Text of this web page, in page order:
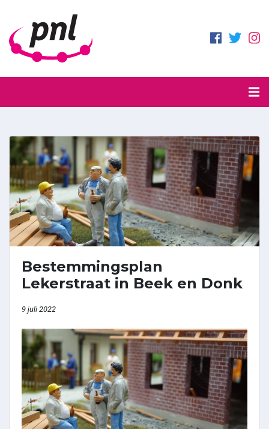
Bestemmingsplan
Lekerstraat in Beek en Donk
9 juli 2022